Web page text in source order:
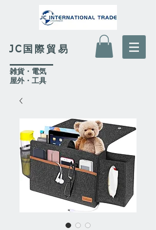
JC国際貿易
​雑貨・電気
​屋外・工具